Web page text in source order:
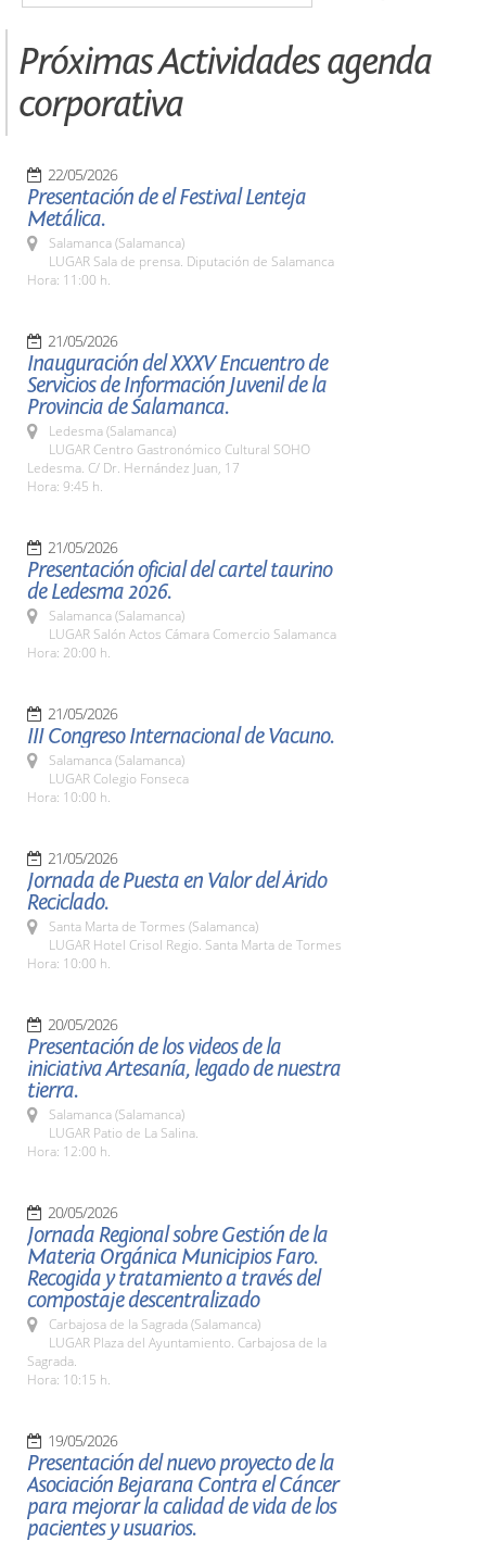
Próximas Actividades agenda
corporativa
22/05/2026
Presentación de el Festival Lenteja
Metálica.
Salamanca (Salamanca)
LUGAR Sala de prensa. Diputación de Salamanca
Hora: 11:00 h.
21/05/2026
Inauguración del XXXV Encuentro de
Servicios de Información Juvenil de la
Provincia de Salamanca.
Ledesma (Salamanca)
LUGAR Centro Gastronómico Cultural SOHO
Ledesma. C/ Dr. Hernández Juan, 17
Hora: 9:45 h.
21/05/2026
Presentación oficial del cartel taurino
de Ledesma 2026.
Salamanca (Salamanca)
LUGAR Salón Actos Cámara Comercio Salamanca
Hora: 20:00 h.
21/05/2026
III Congreso Internacional de Vacuno.
Salamanca (Salamanca)
LUGAR Colegio Fonseca
Hora: 10:00 h.
21/05/2026
Jornada de Puesta en Valor del Árido
Reciclado.
Santa Marta de Tormes (Salamanca)
LUGAR Hotel Crisol Regio. Santa Marta de Tormes
Hora: 10:00 h.
20/05/2026
Presentación de los videos de la
iniciativa Artesanía, legado de nuestra
tierra.
Salamanca (Salamanca)
LUGAR Patio de La Salina.
Hora: 12:00 h.
20/05/2026
Jornada Regional sobre Gestión de la
Materia Orgánica Municipios Faro.
Recogida y tratamiento a través del
compostaje descentralizado
Carbajosa de la Sagrada (Salamanca)
LUGAR Plaza del Ayuntamiento. Carbajosa de la
Sagrada.
Hora: 10:15 h.
19/05/2026
Presentación del nuevo proyecto de la
Asociación Bejarana Contra el Cáncer
para mejorar la calidad de vida de los
pacientes y usuarios.